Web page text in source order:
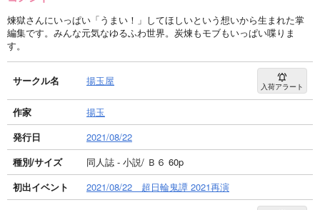
煉獄さんにいっぱい「うまい！」してほしいという想いから生まれた掌
編集です。みんな元気なゆるふわ世界。炭煉もモブもいっぱい喋りま
す。
サークル名 揚玉屋 入荷アラート
作家
揚玉
発行日
2021/08/22
種別/サイズ
同人誌 - 小説/ Ｂ６ 60p
初出イベント
2021/08/22 超日輪鬼譚 2021再演